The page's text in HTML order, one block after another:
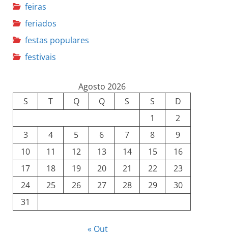
feiras
feriados
festas populares
festivais
Agosto 2026
S
T Q Q S S
D
1
2
3
4 5 6 7 8
9
10
11 12 13 14 15
16
17
18 19 20 21 22
23
24
25 26 27 28 29
30
31
« Out